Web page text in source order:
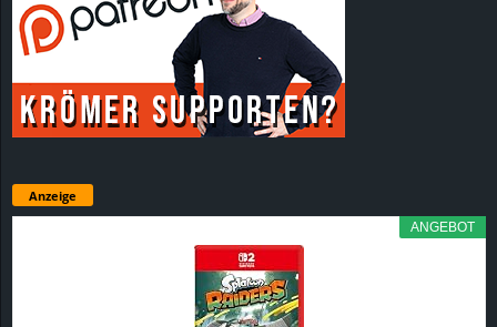
Anzeige
ANGEBOT